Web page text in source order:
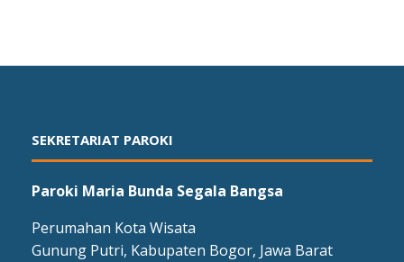
SEKRETARIAT PAROKI
Paroki Maria Bunda Segala Bangsa
Perumahan Kota Wisata
Gunung Putri, Kabupaten Bogor, Jawa Barat